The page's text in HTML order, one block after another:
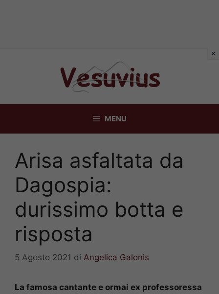
MENU
Arisa asfaltata da
Dagospia:
durissimo botta e
risposta
5 Agosto 2021 di Angelica Galonis
La famosa cantante e ormai ex professoressa